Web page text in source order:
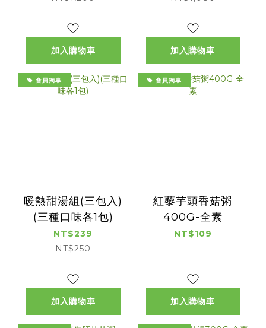
加入購物車 加入購物車
會員獨享
暖熱甜湯組(三包入)
(三種口味各1包)
NT$239
NT$250
加入購物車
會員獨享
紅藜芋頭香菇粥
400G-全素
NT$109
加入購物車